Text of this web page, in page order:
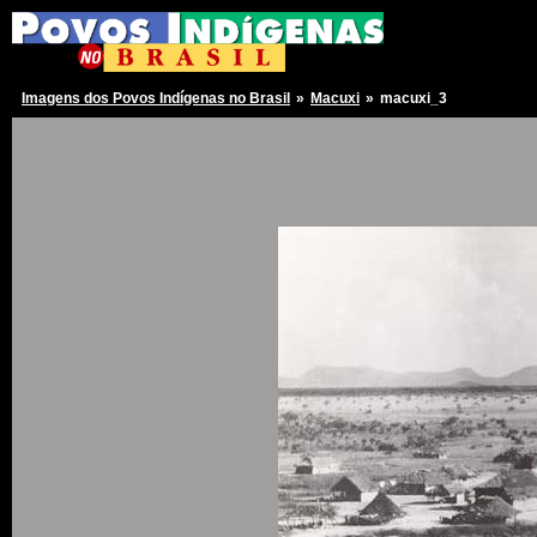
Imagens dos Povos Indígenas no Brasil » Macuxi » macuxi_3